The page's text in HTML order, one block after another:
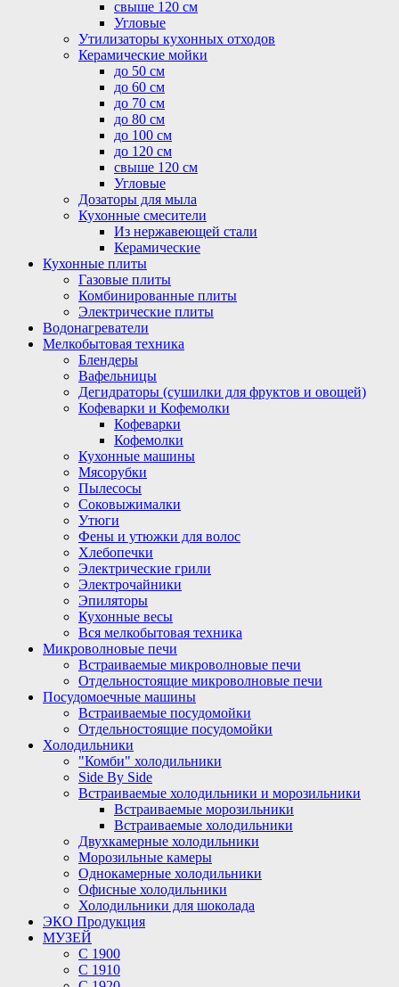
свыше 120 см
Угловые
Утилизаторы кухонных отходов
Керамические мойки
до 50 см
до 60 см
до 70 см
до 80 см
до 100 см
до 120 см
свыше 120 см
Угловые
Дозаторы для мыла
Кухонные смесители
Из нержавеющей стали
Керамические
Кухонные плиты
Газовые плиты
Комбинированные плиты
Электрические плиты
Водонагреватели
Мелкобытовая техника
Блендеры
Вафельницы
Дегидраторы (сушилки для фруктов и овощей)
Кофеварки и Кофемолки
Кофеварки
Кофемолки
Кухонные машины
Мясорубки
Пылесосы
Соковыжималки
Утюги
Фены и утюжки для волос
Хлебопечки
Электрические грили
Электрочайники
Эпиляторы
Кухонные весы
Вся мелкобытовая техника
Микроволновые печи
Встраиваемые микроволновые печи
Отдельностоящие микроволновые печи
Посудомоечные машины
Встраиваемые посудомойки
Отдельностоящие посудомойки
Холодильники
"Комби" холодильники
Side By Side
Встраиваемые холодильники и морозильники
Встраиваемые морозильники
Встраиваемые холодильники
Двухкамерные холодильники
Морозильные камеры
Однокамерные холодильники
Офисные холодильники
Холодильники для шоколада
ЭКО Продукция
МУЗЕЙ
С 1900
С 1910